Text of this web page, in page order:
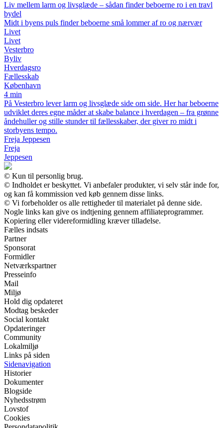
Liv mellem larm og livsglæde – sådan finder beboerne ro i en travl
bydel
Midt i byens puls finder beboerne små lommer af ro og nærvær
Livet
Livet
Vesterbro
Byliv
Hverdagsro
Fællesskab
København
4 min
På Vesterbro lever larm og livsglæde side om side. Her har beboerne
udviklet deres egne måder at skabe balance i hverdagen – fra grønne
åndehuller og stille stunder til fællesskaber, der giver ro midt i
storbyens tempo.
Freja Jeppesen
Freja
Jeppesen
© Kun til personlig brug.
© Indholdet er beskyttet. Vi anbefaler produkter, vi selv står inde for,
og kan få kommission ved køb gennem disse links.
© Vi forbeholder os alle rettigheder til materialet på denne side.
Nogle links kan give os indtjening gennem affiliateprogrammer.
Kopiering eller videreformidling kræver tilladelse.
Fælles indsats
Partner
Sponsorat
Formidler
Netværkspartner
Presseinfo
Mail
Miljø
Hold dig opdateret
Modtag beskeder
Social kontakt
Opdateringer
Community
Lokalmiljø
Links på siden
Sidenavigation
Historier
Dokumenter
Blogside
Nyhedsstrøm
Lovstof
Cookies